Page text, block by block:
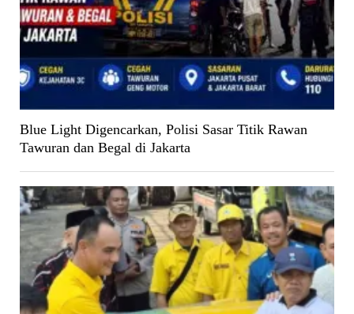
Blue Light Digencarkan, Polisi Sasar Titik Rawan
Tawuran dan Begal di Jakarta